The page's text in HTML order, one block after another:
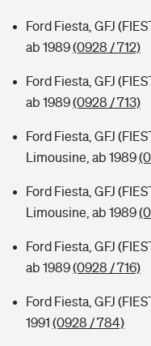
Ford Fiesta, GFJ
ab 1989(0928 / 712)
Ford Fiesta, GFJ
ab 1989(0928 / 713)
Ford Fiesta, GFJ
Limousine, ab 1989
Ford Fiesta, GFJ
Limousine, ab 1989
Ford Fiesta, GFJ
ab 1989(0928 / 716)
Ford Fiesta, GFJ
1991 (0928 / 784)